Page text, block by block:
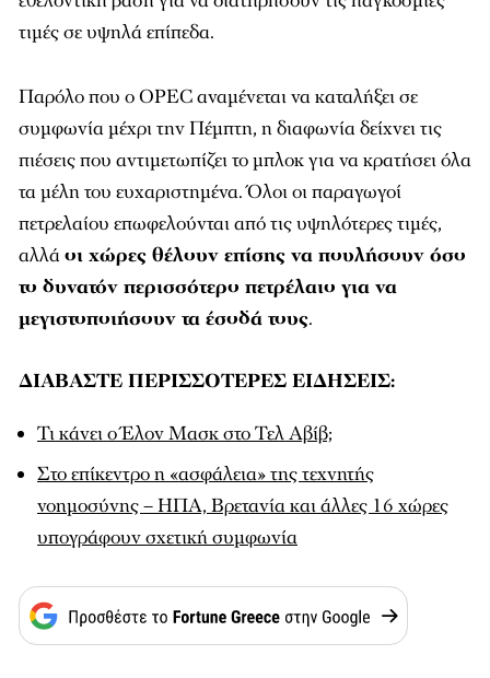
τιμές σε υψηλά επίπεδα.
Παρόλο που ο OPEC αναμένεται να καταλήξει σε
συμφωνία μέχρι την Πέμπτη, η διαφωνία δείχνει τις
πιέσεις που αντιμετωπίζει το μπλοκ για να κρατήσει όλα
τα μέλη του ευχαριστημένα. Όλοι οι παραγωγοί
πετρελαίου επωφελούνται από τις υψηλότερες τιμές,
αλλάοι χώρες θέλουν επίσης να πουλήσουν όσο
το δυνατόν περισσότερο πετρέλαιο για να
μεγιστοποιήσουν τα έσοδά τους.
ΔΙΑΒΑΣΤΕ ΠΕΡΙΣΣΟΤΕΡΕΣ ΕΙΔΗΣΕΙΣ:
Τι κάνει ο Έλον Μασκ στο Τελ Αβίβ;
Στο επίκεντρο η «ασφάλεια» της τεχνητής
νοημοσύνης – ΗΠΑ, Βρετανία και άλλες 16 χώρες
υπογράφουν σχετική συμφωνία